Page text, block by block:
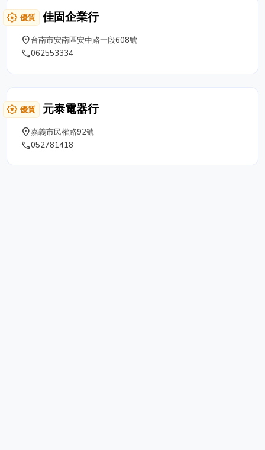
繁多，無法一一介紹，尚請見諒。 因應國際化的趨勢，
萬聯傢俱有限公司也將業務觸角向外延伸，期望將完美工
藝的產品帶向各地。更歡迎您合作未開發產品的銷售與市
場。
award_star 優質 佳固企業行
place台南市安南區安中路一段608號
phone062553334
award_star 優質 元泰電器行
place嘉義市民權路92號
phone052781418